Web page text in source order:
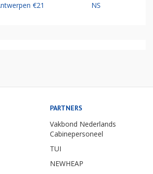
€21 NS
PARTNERS
Vakbond Nederlands
Cabinepersoneel
TUI
NEWHEAP